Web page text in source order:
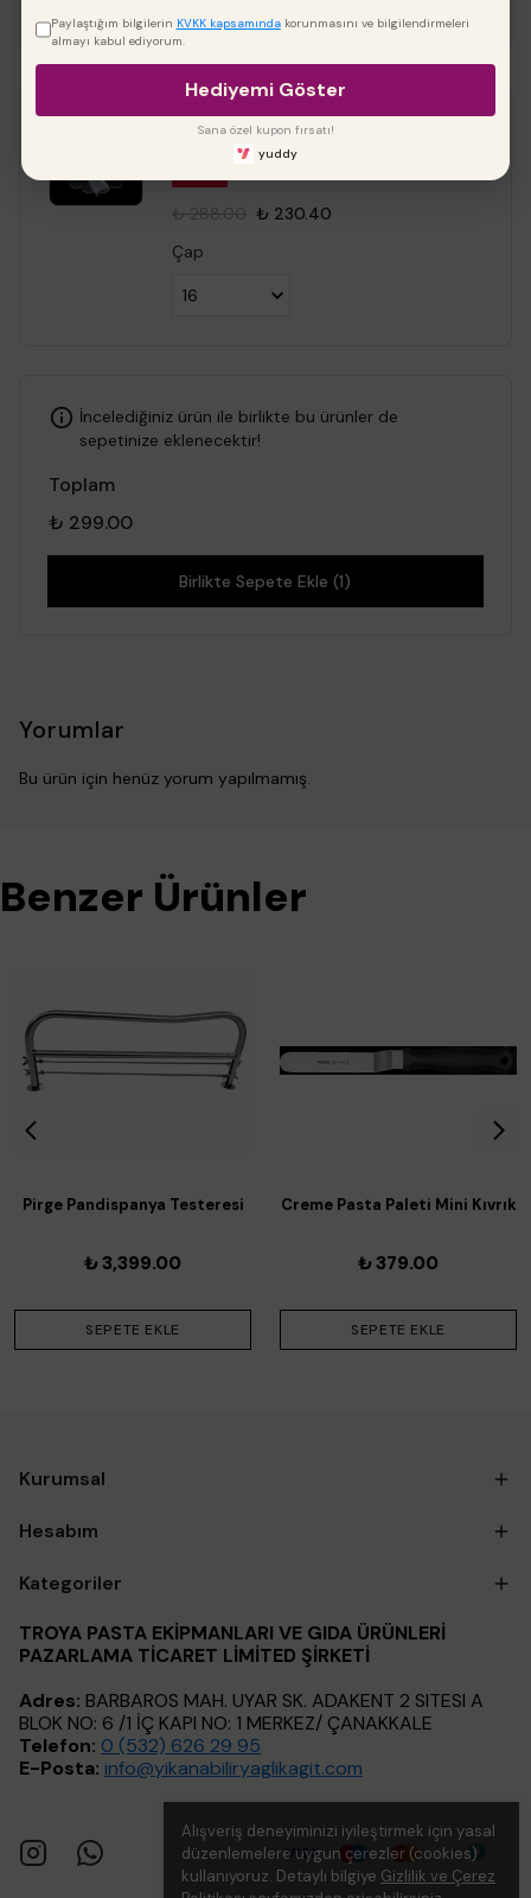
Alışveriş deneyiminizi iyileştirmek için yasal
düzenlemelere uygun çerezler (cookies)
kullanıyoruz. Detaylı bilgiye Gizlilik ve Çerez
papatyapleksi
₺ 288.00 ₺ 230.40
Çap
İncelediğiniz ürün ile birlikte bu ürünler de
sepetinize eklenecektir!
Toplam
₺ 299.00
Birlikte Sepete Ekle (1)
Yorumlar
Bu ürün için henüz yorum yapılmamış.
Benzer Ürünler
Pirge Pandispanya Testeresi
₺ 3,399.00
SEPETE EKLE
Creme Pasta Paleti Mini Kıvrık
₺ 379.00
SEPETE EKLE
Kurumsal
Hesabım
Kategoriler
TROYA PASTA EKİPMANLARI VE GIDA ÜRÜNLERİ
PAZARLAMA TİCARET LİMİTED ŞİRKETİ
Adres: BARBAROS MAH. UYAR SK. ADAKENT 2 SITESI A
BLOK NO: 6 /1 İÇ KAPI NO: 1 MERKEZ/ ÇANAKKALE
Telefon: 0 (532) 626 29 95
E-Posta: info@yikanabiliryaglikagit.com
Paylaştığım bilgilerin KVKK kapsamındakorunmasını ve bilgilendirmeleri
almayı kabul ediyorum.
Hediyemi Göster
Sana özel kupon fırsatı!
yuddy